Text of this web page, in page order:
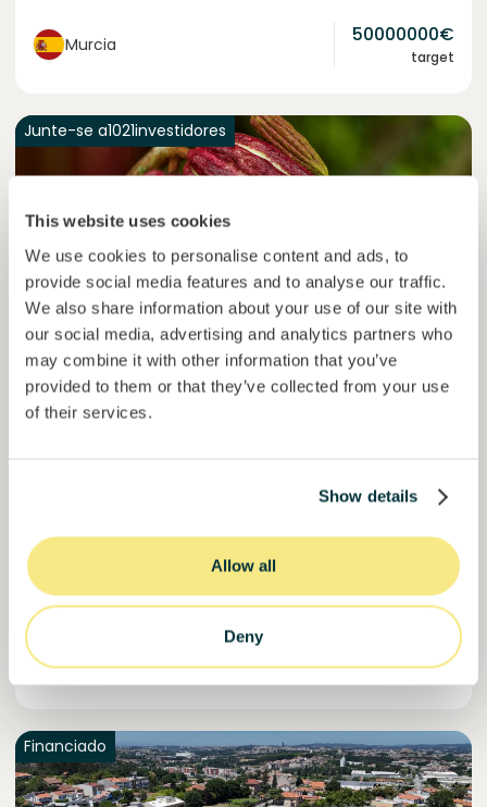
This website uses cookies
We use cookies to personalise content and ads, to
provide social media features and to analyse our traffic.
We also share information about your use of our site with
our social media, advertising and analytics partners who
may combine it with other information that you’ve
provided to them or that they’ve collected from your use
of their services.
Show details
Allow all
Deny
Murcia 50000000€
target
Junte-se a1021investidores
Colcocoa II
Cacau certificado para comunidades resilientes.
juro anual prazo
Reservado = 15000€
50,5%
Já mais de metade financiado. Não perca. do objetivo
€
target
Financiado